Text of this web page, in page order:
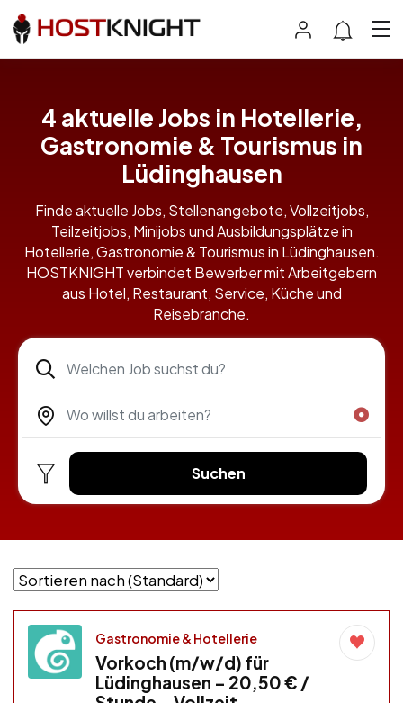
4 aktuelle Jobs in Hotellerie,
Gastronomie & Tourismus in
Lüdinghausen
Finde aktuelle Jobs, Stellenangebote, Vollzeitjobs,
Teilzeitjobs, Minijobs und Ausbildungsplätze in
Hotellerie, Gastronomie & Tourismus in Lüdinghausen.
HOSTKNIGHT verbindet Bewerber mit Arbeitgebern
aus Hotel, Restaurant, Service, Küche und
Reisebranche.
Suchen
Gastronomie & Hotellerie
Vorkoch (m/w/d) für
Lüdinghausen – 20,50 € /